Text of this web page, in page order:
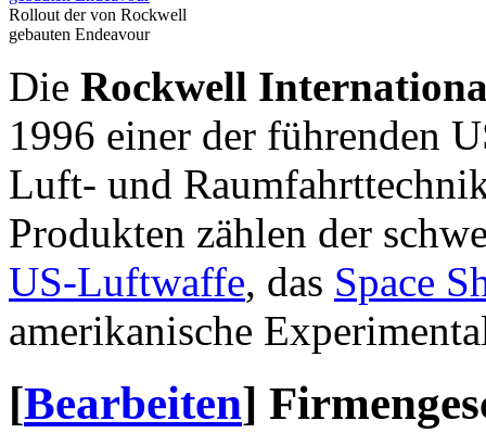
Rollout der von Rockwell
gebauten Endeavour
Die Rockwell
1996 einer der führenden
Luft- und
Produkten zählen der
US-Luftwaffe, das Space
amerikanische
[Bearbeiten]